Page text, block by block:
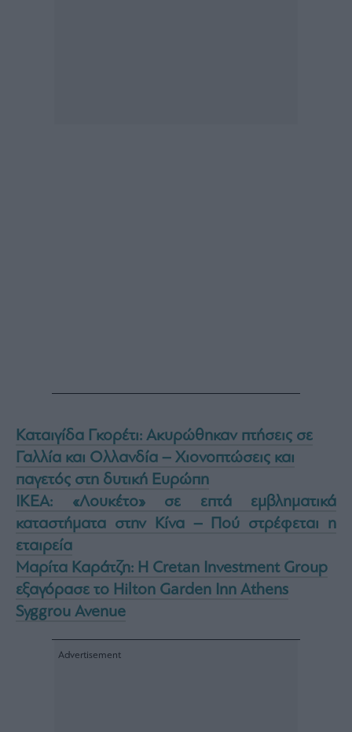
Καταιγίδα Γκορέτι: Ακυρώθηκαν πτήσεις σε
Γαλλία και Ολλανδία – Χιονοπτώσεις και
παγετός στη δυτική Ευρώπη
IKEA: «Λουκέτο» σε επτά εμβληματικά
καταστήματα στην Κίνα – Πού στρέφεται η
εταιρεία
Μαρίτα Καράτζη: H Cretan Investment Group
εξαγόρασε το Hilton Garden Inn Athens
Syggrou Avenue